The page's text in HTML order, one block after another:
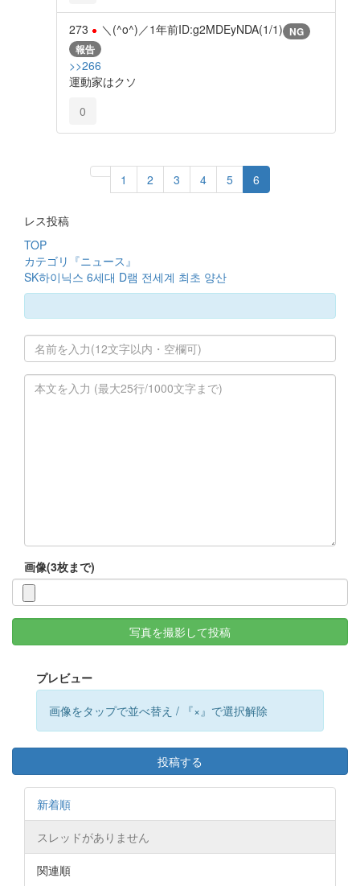
273 ＼(^o^)／1年前ID:g2MDEyNDA(1/1) NG
報告
>>266
運動家はクソ
0
1 2 3 4 5 6
レス投稿
TOP
カテゴリ『ニュース』
SK하이닉스 6세대 D램 전세계 최초 양산
画像(3枚まで)
写真を撮影して投稿
プレビュー
画像をタップで並べ替え / 『×』で選択解除
投稿する
新着順
スレッドがありません
関連順